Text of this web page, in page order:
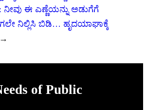
ನೀವು ಈ ಎಣ್ಣೆಯನ್ನು ಅಡುಗೆಗೆ
ನಿಲ್ಲಿಸಿ ಬಿಡಿ… ಹೃದಯಾಘಾಕ್ಕೆ
→
of Public